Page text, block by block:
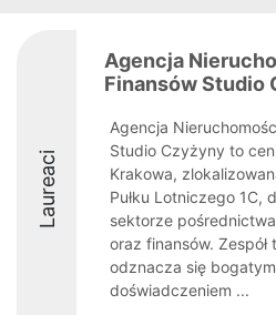
Laureaci
Agencja
Finansów Studio
Agencja
Studio Czyżyny to
Krakowa,
Pułku Lotniczego 1C,
sektorze
oraz finansów. Zespół
odznacza się bogatym
doświadczeniem ...